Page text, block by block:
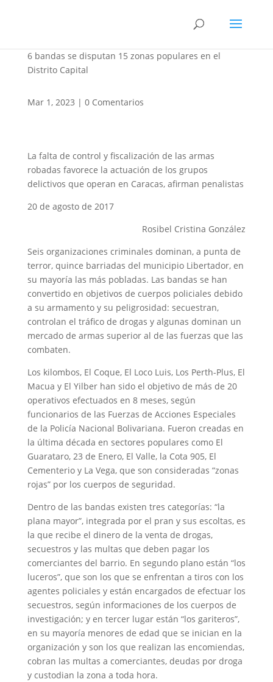
6 bandas se disputan 15 zonas populares en el
Distrito Capital
Mar 1, 2023 | 0 Comentarios
La falta de control y fiscalización de las armas
robadas favorece la actuación de los grupos
delictivos que operan en Caracas, afirman penalistas
20 de agosto de 2017
Rosibel Cristina González
Seis organizaciones criminales dominan, a punta de
terror, quince barriadas del municipio Libertador, en
su mayoría las más pobladas. Las bandas se han
convertido en objetivos de cuerpos policiales debido
a su armamento y su peligrosidad: secuestran,
controlan el tráfico de drogas y algunas dominan un
mercado de armas superior al de las fuerzas que las
combaten.
Los kilombos, El Coque, El Loco Luis, Los Perth-Plus, El
Macua y El Yilber han sido el objetivo de más de 20
operativos efectuados en 8 meses, según
funcionarios de las Fuerzas de Acciones Especiales
de la Policía Nacional Bolivariana. Fueron creadas en
la última década en sectores populares como El
Guarataro, 23 de Enero, El Valle, la Cota 905, El
Cementerio y La Vega, que son consideradas “zonas
rojas” por los cuerpos de seguridad.
Dentro de las bandas existen tres categorías: “la
plana mayor”, integrada por el pran y sus escoltas, es
la que recibe el dinero de la venta de drogas,
secuestros y las multas que deben pagar los
comerciantes del barrio. En segundo plano están “los
luceros”, que son los que se enfrentan a tiros con los
agentes policiales y están encargados de efectuar los
secuestros, según informaciones de los cuerpos de
investigación; y en tercer lugar están “los gariteros”,
en su mayoría menores de edad que se inician en la
organización y son los que realizan las encomiendas,
cobran las multas a comerciantes, deudas por droga
y custodian la zona a toda hora.